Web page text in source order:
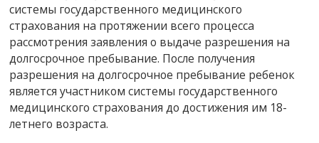
системы государственного медицинского
страхования на протяжении всего процесса
рассмотрения заявления о выдаче разрешения на
долгосрочное пребывание. После получения
разрешения на долгосрочное пребывание ребенок
является участником системы государственного
медицинского страхования до достижения им 18-
летнего возраста.